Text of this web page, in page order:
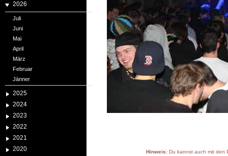
2026
Juli
Juni
Mai
April
März
Februar
Jänner
2025
2024
2023
2022
2021
2020
Hinweis:Du kannst auch mit den